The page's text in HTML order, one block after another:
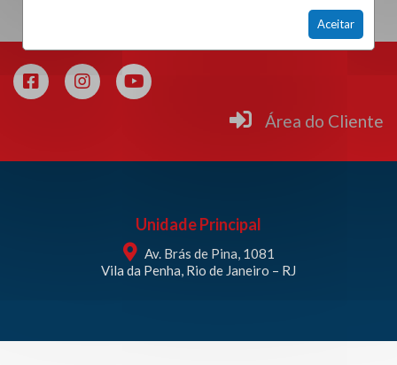
Aceitar
Área do Cliente
Unidade Principal
Av. Brás de Pina, 1081
Vila da Penha, Rio de Janeiro – RJ